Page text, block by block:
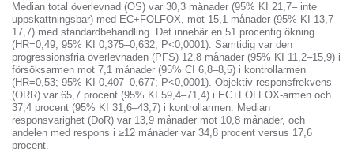
Median total överlevnad (OS) var 30,3 månader (95% KI 21,7– inte
uppskattningsbar) med EC+FOLFOX, mot 15,1 månader (95% KI 13,7–
17,7) med standardbehandling. Det innebär en 51 procentig ökning
(HR=0,49; 95% KI 0,375–0,632; P<0,0001). Samtidig var den
progressionsfria överlevnaden (PFS) 12,8 månader (95% KI 11,2–15,9) i
försöksarmen mot 7,1 månader (95% CI 6,8–8,5) i kontrollarmen
(HR=0,53; 95% KI 0,407–0,677; P<0,0001). Objektiv responsfrekvens
(ORR) var 65,7 procent (95% KI 59,4–71,4) i EC+FOLFOX-armen och
37,4 procent (95% KI 31,6–43,7) i kontrollarmen. Median
responsvarighet (DoR) var 13,9 månader mot 10,8 månader, och
andelen med respons i ≥12 månader var 34,8 procent versus 17,6
procent.